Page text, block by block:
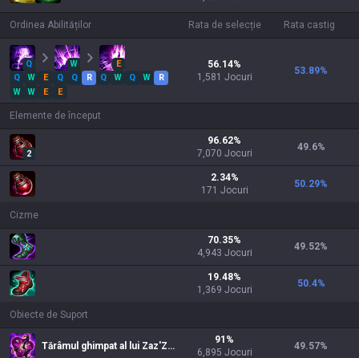
Ordinea Abilităților Rata de selecție Rata castig
Q W
E
Q
W E Q Q R Q W Q W
R
W
W E E
56.14%
1,581 Jocuri
53.89%
Elemente de început
2
96.62%
7,070 Jocuri
49.6%
2.34%
171 Jocuri
50.29%
Cizme
70.35%
4,943 Jocuri
49.52%
19.48%
1,369 Jocuri
50.4%
Obiecte de Suport
Tărâmul ghimpat al lui Zaz'Zak
91 %
6,895 Jocuri
49.57%